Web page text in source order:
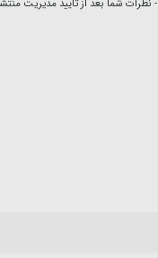
- نظرات شما بعد از تایید مدیریت